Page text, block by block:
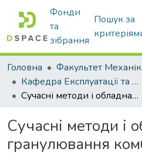
Фонди
та
зібрання
Пошук за
Головна
Кафедра Експлуатації та технічного сервісу машин
Сучасні методи і обладнання для гранулювання комбікормів
Сучасні методи і
гранулювання